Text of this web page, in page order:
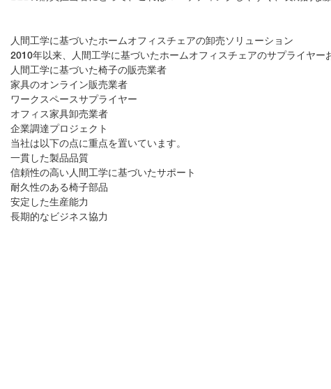
人間工学に基づいたホームオフィスチェアの卸売ソリューション
2010年以来、人間工学に基づいたホームオフィスチェアのサプライヤ
人間工学に基づいた椅子の販売業者
家具のオンライン販売業者
ワークスペースサプライヤー
オフィス家具卸売業者
企業調達プロジェクト
当社は以下の点に重点を置いています。
一貫した製品品質
信頼性の高い人間工学に基づいたサポート
耐久性のある椅子部品
安定した生産能力
長期的なビジネス協力